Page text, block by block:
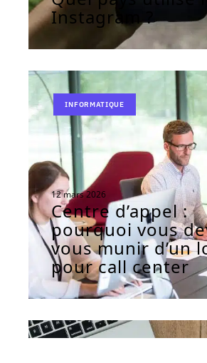
Instagram ?
INFORMATIQUE
12 mars 2026
Centre d’appel :
pourquoi vous
vous munir d’un
pour call center